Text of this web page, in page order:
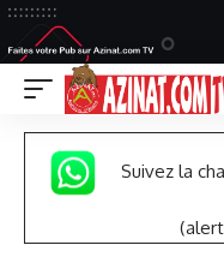
Suivez la